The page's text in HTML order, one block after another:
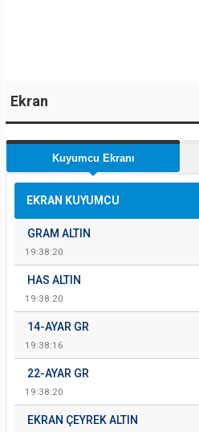
Ekran
Kuyumcu Ekranı
EKRAN KUYUMCU
GRAM ALTIN
19:38:20
HAS ALTIN
19:38:20
14-AYAR GR
19:38:16
22-AYAR GR
19:38:20
EKRAN ÇEYREK ALTIN